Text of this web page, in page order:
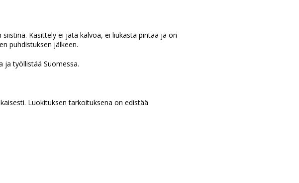
Käsittely ei jätä kalvoa, ei liukasta pintaa ja on
puhdistuksen jälkeen.
ja työllistää Suomessa.
Luokituksen tarkoituksena on edistää